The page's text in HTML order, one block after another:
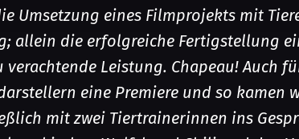
Umsetzung eines Filmprojekts mit
allein die erfolgreiche Fertigstellung
verachtende Leistung. Chapeau! Auch
eine Premiere und so kamen
mit zwei Tiertrainerinnen ins